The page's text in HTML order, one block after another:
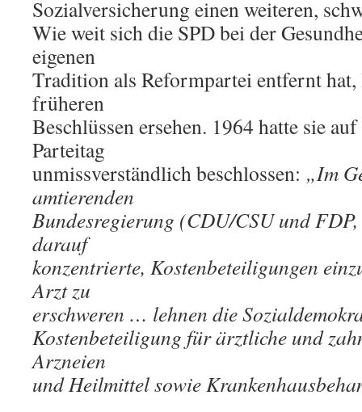
Sozialversicherung einen weiteren,
Wie weit sich die SPD bei der
eigenen
Tradition als Reformpartei entfernt hat,
früheren
Beschlüssen ersehen. 1964 hatte sie
Parteitag
unmissverständlich beschlossen: „Im
amtierenden
Bundesregierung (CDU/CSU und
darauf
konzentrierte, Kostenbeteiligungen
Arzt zu
erschweren … lehnen die
Kostenbeteiligung für ärztliche und
Arzneien
und Heilmittel sowie